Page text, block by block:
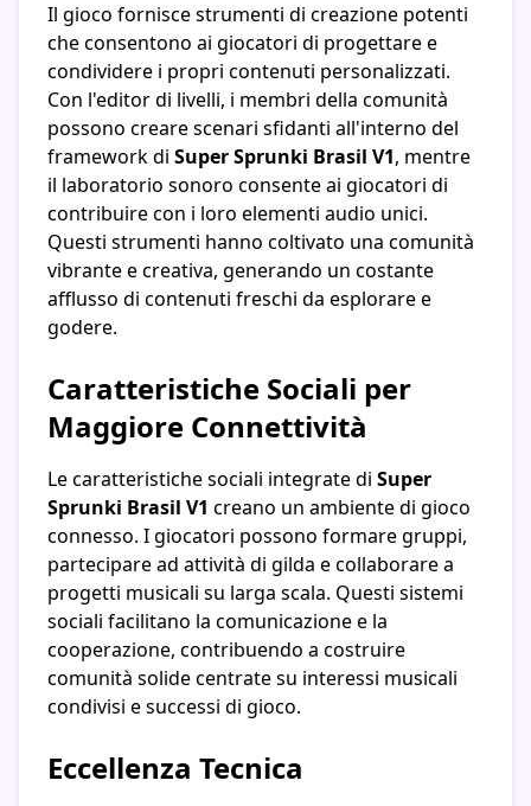
Il gioco fornisce strumenti di creazione potenti
che consentono ai giocatori di progettare e
condividere i propri contenuti personalizzati.
Con l'editor di livelli, i membri della comunità
possono creare scenari sfidanti all'interno del
framework di Super Sprunki Brasil V1, mentre
il laboratorio sonoro consente ai giocatori di
contribuire con i loro elementi audio unici.
Questi strumenti hanno coltivato una comunità
vibrante e creativa, generando un costante
afflusso di contenuti freschi da esplorare e
godere.
Caratteristiche Sociali per
Maggiore Connettività
Le caratteristiche sociali integrate di Super
Sprunki Brasil V1 creano un ambiente di gioco
connesso. I giocatori possono formare gruppi,
partecipare ad attività di gilda e collaborare a
progetti musicali su larga scala. Questi sistemi
sociali facilitano la comunicazione e la
cooperazione, contribuendo a costruire
comunità solide centrate su interessi musicali
condivisi e successi di gioco.
Eccellenza Tecnica